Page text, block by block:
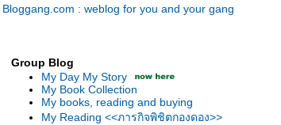
Bloggang.com : weblog for you and your gang
Group Blog
My Day My Story
My Book Collection
My books, reading and buying
My Reading <<ภารกิจพิชิตกองดอง>>